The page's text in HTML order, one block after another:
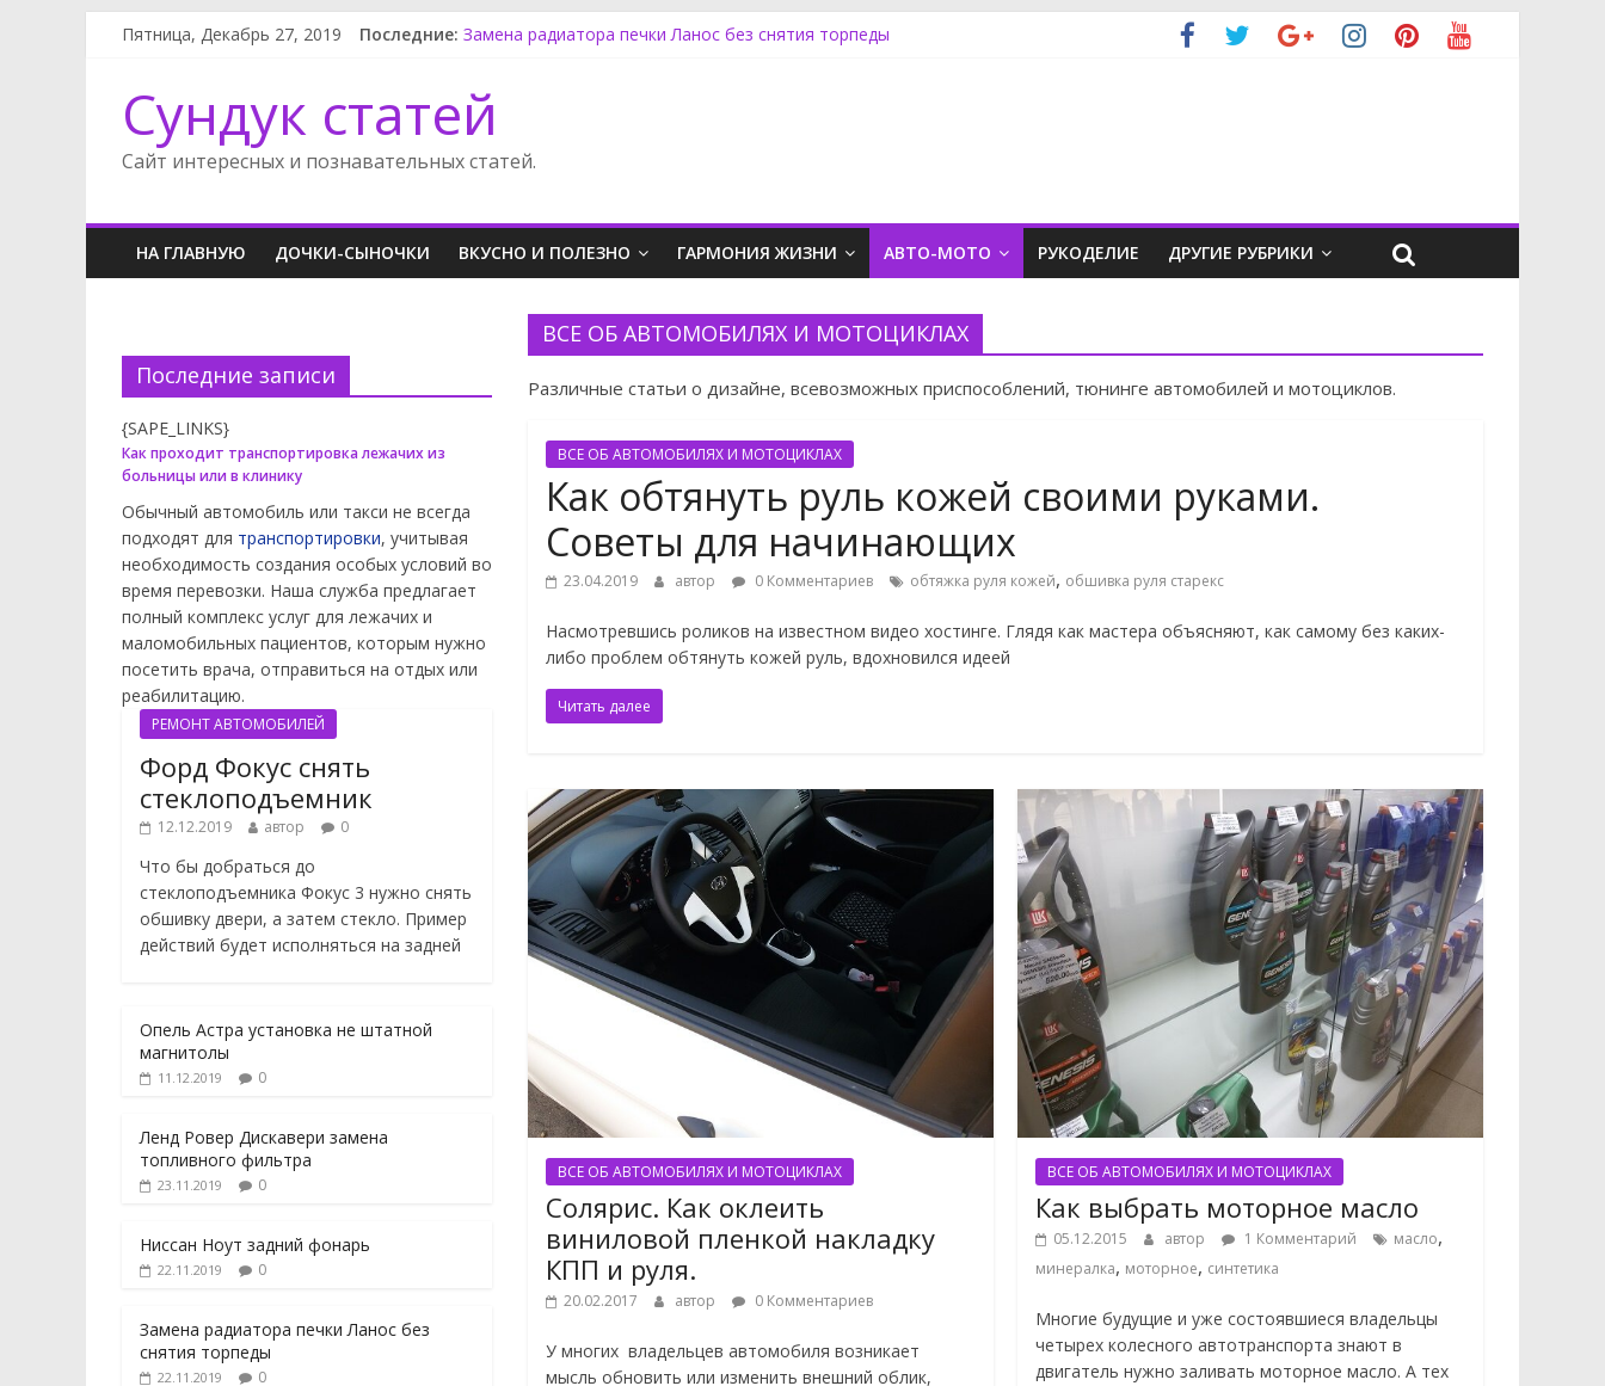
Пятница, Декабрь 27, 2019 Последние:
Ниссан Ноут задний фонарь
Замена радиатора печки Ланос без снятия торпеды
Опель Астра установка не штатной магнитолы
Ленд Ровер Дискавери замена топливного фильтра
Сундук статей
Сайт интересных и познавательных статей.
НА ГЛАВНУЮ ДОЧКИ-СЫНОЧКИ ВКУСНО И ПОЛЕЗНО ГАРМОНИЯ ЖИЗНИ АВТО-МОТО РУКОДЕЛИЕ ДРУГИЕ РУБРИКИ
ВСЕ ОБ АВТОМОБИЛЯХ И МОТОЦИКЛАХ
Различные статьи о дизайне, всевозможных приспособлений, тюнинге автомобилей и мотоциклов.
ВСЕ ОБ АВТОМОБИЛЯХ И МОТОЦИКЛАХ
Как обтянуть руль кожей своими руками.
Советы для начинающих
23.04.2019 автор 0 Комментариев обтяжка руля кожей, обшивка руля старекс
Насмотревшись роликов на известном видео хостинге. Глядя как мастера объясняют, как самому без каких-
либо проблем обтянуть кожей руль, вдохновился идеей
Читать далее
ВСЕ ОБ АВТОМОБИЛЯХ И МОТОЦИКЛАХ
Солярис. Как оклеить
виниловой пленкой накладку
КПП и руля.
20.02.2017 автор 0 Комментариев
У многих владельцев автомобиля возникает
мысль обновить или изменить внешний облик,
ВСЕ ОБ АВТОМОБИЛЯХ И МОТОЦИКЛАХ
Как выбрать моторное масло
05.12.2015 автор 1 Комментарий масло,
минералка, моторное, синтетика
Многие будущие и уже состоявшиеся владельцы
четырех колесного автотранспорта знают в
двигатель нужно заливать моторное масло. А тех
Последние записи
{SAPE_LINKS}
Как проходит транспортировка лежачих из
больницы или в клинику
Обычный автомобиль или такси не всегда
подходят для транспортировки, учитывая
необходимость создания особых условий во
время перевозки. Наша служба предлагает
полный комплекс услуг для лежачих и
маломобильных пациентов, которым нужно
посетить врача, отправиться на отдых или
реабилитацию.
РЕМОНТ АВТОМОБИЛЕЙ
Форд Фокус снять
стеклоподъемник
12.12.2019 автор 0
Что бы добраться до
стеклоподъемника Фокус 3 нужно снять
обшивку двери, а затем стекло. Пример
действий будет исполняться на задней
Опель Астра установка не штатной
магнитолы
11.12.2019 0
Ленд Ровер Дискавери замена
топливного фильтра
23.11.2019 0
Ниссан Ноут задний фонарь
22.11.2019 0
Замена радиатора печки Ланос без
снятия торпеды
22.11.2019 0